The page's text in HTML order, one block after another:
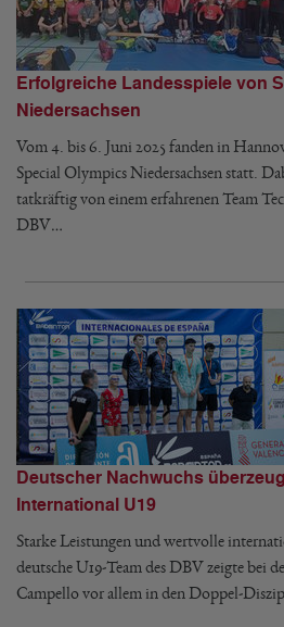
Erfolgreiche Landesspiele von
Niedersachsen
Vom 4. bis 6. Juni 2025 fanden in
Special Olympics Niedersachsen statt.
tatkräftig von einem erfahrenen Team
DBV…
Deutscher Nachwuchs
International U19
Starke Leistungen und wertvolle
deutsche U19-Team des DBV zeigte bei
Campello vor allem in den Doppel-